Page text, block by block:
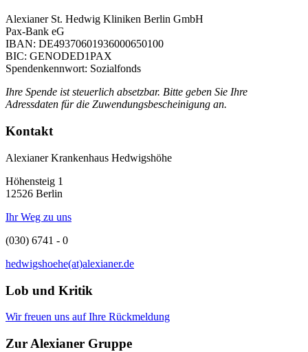
Alexianer St. Hedwig Kliniken Berlin GmbH
Pax-Bank eG
IBAN: DE49370601936000650100
BIC: GENODED1PAX
Spendenkennwort: Sozialfonds
Ihre Spende ist steuerlich absetzbar. Bitte geben Sie Ihre
Adressdaten für die Zuwendungsbescheinigung an.
Kontakt
Alexianer Krankenhaus Hedwigshöhe
Höhensteig 1
12526 Berlin
Ihr Weg zu uns
(030) 6741 - 0
hedwigshoehe(at)alexianer.de
Lob und Kritik
Wir freuen uns auf Ihre Rückmeldung
Zur Alexianer Gruppe